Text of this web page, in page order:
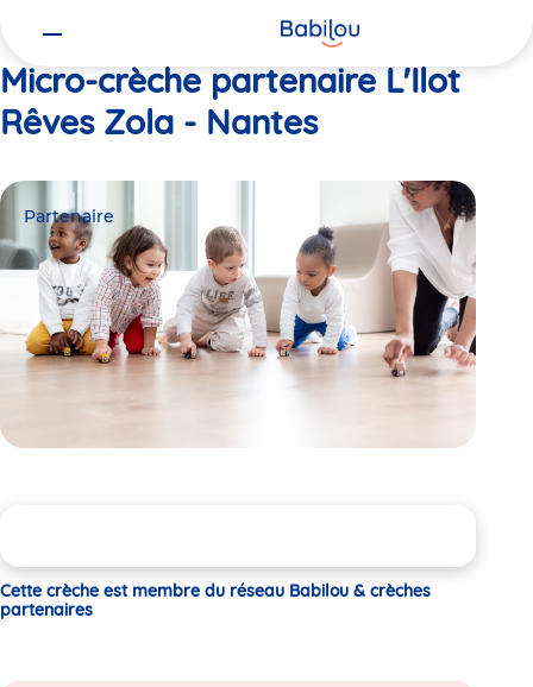
Micro-crèche partenaire L'Ilot
Rêves Zola - Nantes
Partenaire
Cette crèche est membre du réseau Babilou & crèches
partenaires